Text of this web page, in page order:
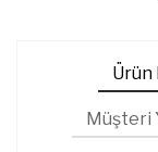
Ürün
Müşteri